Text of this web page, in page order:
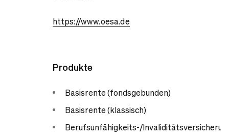
https://www.oesa.de
Produkte
Basisrente (fondsgebunden)
Basisrente (klassisch)
Berufsunfähigkeits-/